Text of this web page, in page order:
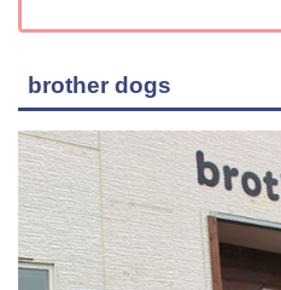
brother dogs